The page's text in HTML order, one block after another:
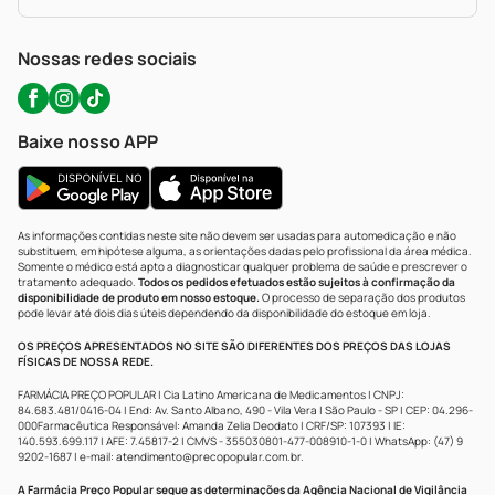
WhatsApp (47) 9202-1687
Nossas redes sociais
Baixe nosso APP
As informações contidas neste site não devem ser usadas para automedicação e não
substituem, em hipótese alguma, as orientações dadas pelo profissional da área médica.
Somente o médico está apto a diagnosticar qualquer problema de saúde e prescrever o
tratamento adequado. Todos os pedidos efetuados estão sujeitos à confirmação da
disponibilidade de produto em nosso estoque.O processo de separação dos produtos
pode levar até dois dias úteis dependendo da disponibilidade do estoque em loja.
OS PREÇOS APRESENTADOS NO SITE SÃO DIFERENTES DOS PREÇOS DAS LOJAS
FÍSICAS DE NOSSA REDE.
FARMÁCIA PREÇO POPULAR | Cia Latino Americana de Medicamentos | CNPJ:
84.683.481/0416-04 | End: Av. Santo Albano, 490 - Vila Vera | São Paulo - SP | CEP: 04.296-
000Farmacêutica Responsável: Amanda Zelia Deodato | CRF/SP: 107393 | IE:
140.593.699.117 | AFE: 7.45817-2 | CMVS - 355030801-477-008910-1-0 | WhatsApp: (47) 9
9202-1687 | e-mail: atendimento@precopopular.com.br.
A Farmácia Preço Popular segue as determinações da Agência Nacional de Vigilância